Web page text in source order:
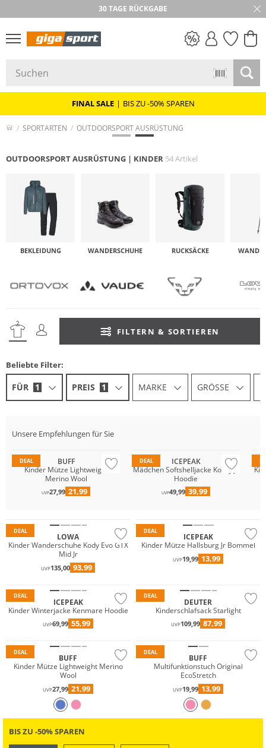
★★★★★ 4,8 / 5,0 STERNE
FINAL SALE | BIS ZU -50% SPAREN
SPORTARTEN OUTDOORSPORT AUSRÜSTUNG
OUTDOORSPORT AUSRÜSTUNG | KINDER 54 Artikel
BEKLEIDUNG WANDER­SCHUHE RUCKSÄCKE
FILTERN & SORTIEREN
Beliebte Filter:
FÜR 1 PREIS 1 MARKE GRÖSSE
Unsere Empfehlungen für Sie
DEAL
Merino
BUFF
Kinder Mütze Lightweight
Merino Wool
UVP27,99 21,99
DEAL
ICEPEAK
Mädchen Softshelljacke Korby Jr
Hoodie
UVP49,99 39,99
DEAL
LOWA
Kinder Wanderschuhe Kody Evo GTX
Mid Jr
UVP135,00 93,99
DEAL
ICEPEAK
Kinder Mütze Hallsburg Jr Bommel
UVP19,99 13,99
DEAL
ICEPEAK
Kinder Winterjacke Kenmare Hoodie
UVP69,99 55,99
DEAL
DEUTER
Kinderschlafsack Starlight
UVP109,99 87,99
DEAL
Merino
BUFF
Kinder Mütze Lightweight Merino
Wool
UVP27,99 21,99
DEAL
BUFF
Multifunktionstuch Original
EcoStretch
UVP19,99 13,99
BIS ZU -50% SPAREN